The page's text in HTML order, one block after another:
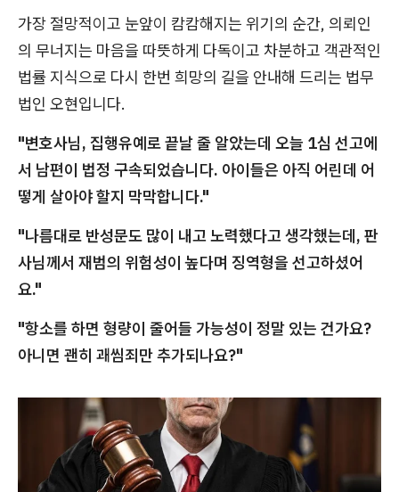
가장 절망적이고 눈앞이 캄캄해지는 위기의 순간, 의뢰인
의 무너지는 마음을 따뜻하게 다독이고 차분하고 객관적인
법률 지식으로 다시 한번 희망의 길을 안내해 드리는 법무
법인 오현입니다.
"변호사님, 집행유예로 끝날 줄 알았는데 오늘 1심 선고에
서 남편이 법정 구속되었습니다. 아이들은 아직 어린데 어
떻게 살아야 할지 막막합니다."
"나름대로 반성문도 많이 내고 노력했다고 생각했는데, 판
사님께서 재범의 위험성이 높다며 징역형을 선고하셨어
요."
"항소를 하면 형량이 줄어들 가능성이 정말 있는 건가요?
아니면 괜히 괘씸죄만 추가되나요?"